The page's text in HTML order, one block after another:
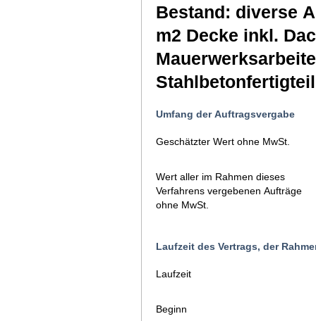
Bestand: diverse
m2 Decke inkl.
Umfang der Auftragsvergabe
Geschätzter Wert ohne MwSt.
Wert aller im Rahmen dieses
Verfahrens vergebenen Aufträge
ohne MwSt.
Laufzeit des Vertrags, der
Laufzeit
Beginn